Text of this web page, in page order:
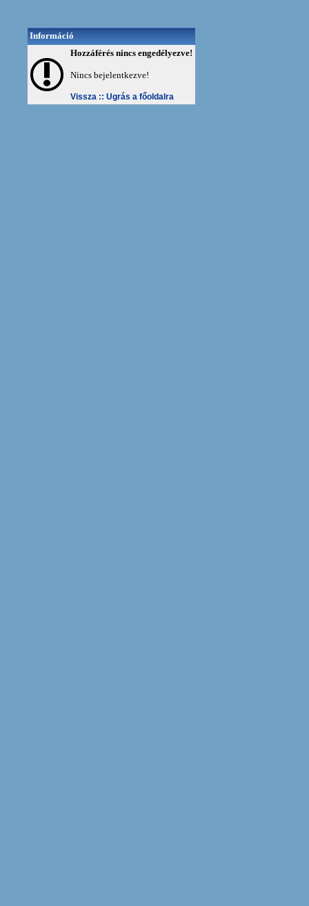
Információ
Hozzáférés nincs engedélyezve!
Nincs bejelentkezve!
Vissza :: Ugrás a főoldalra